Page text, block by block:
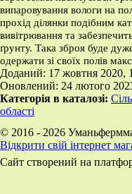
випаровування вологи на
прохід ділянки подібним
вивітрювання та
ґрунту. Така зброя буде
одержати зі своїх полів
Доданий: 17 жовтня 2020,
Оновлений: 24 лютого
Категорія в каталозі:
області
© 2016 - 2026
Відкрити свій інтернет
Сайт створений на